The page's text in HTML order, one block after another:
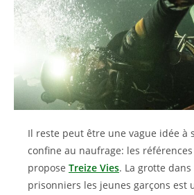
Il reste peut être une vague idée à
confine au naufrage: les
propose Treize Vies. La grotte
prisonniers les jeunes garçons est